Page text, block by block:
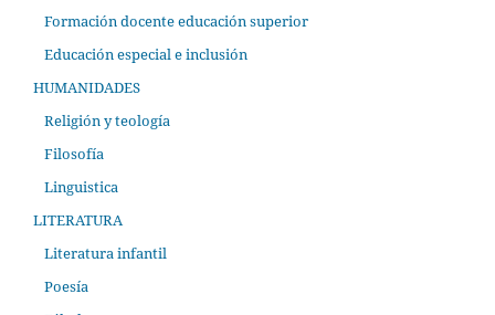
Formación docente educación superior
Educación especial e inclusión
HUMANIDADES
Religión y teología
Filosofía
Linguistica
LITERATURA
Literatura infantil
Poesía